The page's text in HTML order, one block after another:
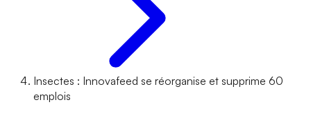
Insectes : Innovafeed se réorganise et supprime 60
emplois